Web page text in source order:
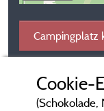
Campingplatz
Cookie-
(Schokolade,